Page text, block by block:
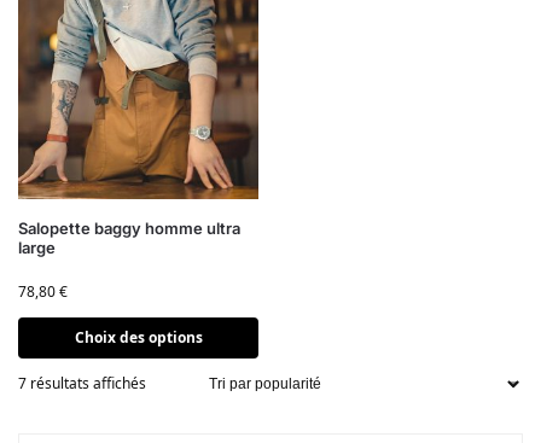
Salopette baggy homme ultra
large
78,80€
Choix des options
7 résultats affichés